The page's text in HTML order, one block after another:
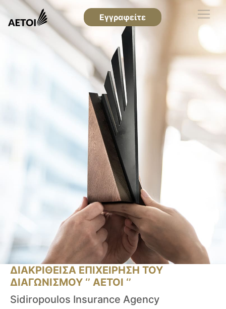
Εγγραφείτε
ΔΙΑΚΡΙΘΕΙΣΑ ΕΠΙΧΕΙΡΗΣΗ ΤΟΥ
ΔΙΑΓΩΝΙΣΜΟΥ ‘’ ΑΕΤΟΙ ‘’
Sidiropoulos Insurance Agency